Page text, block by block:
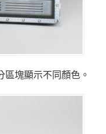
塊顯示不同顏色。